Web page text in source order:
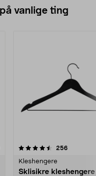
vanlige ting
256
Kleshengere
Sklisikre
4.5av 5 stjerner